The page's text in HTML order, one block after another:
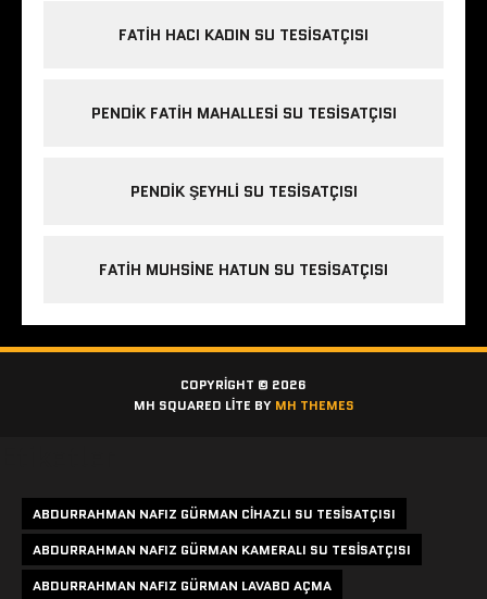
FATIH HACI KADIN SU TESISATÇISI
PENDIK FATIH MAHALLESI SU TESISATÇISI
PENDIK ŞEYHLI SU TESISATÇISI
FATIH MUHSINE HATUN SU TESISATÇISI
COPYRIGHT © 2026
MH SQUARED LITE BY MH THEMES
ABDURRAHMAN NAFIZ GÜRMAN CIHAZLI SU TESISATÇISI
ABDURRAHMAN NAFIZ GÜRMAN KAMERALI SU TESISATÇISI
ABDURRAHMAN NAFIZ GÜRMAN LAVABO AÇMA